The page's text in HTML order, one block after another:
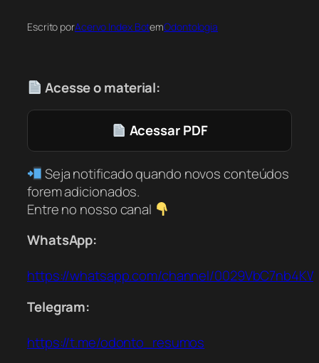
Escrito porAcervo Index BotemOdontologia
Acesse o material:
Acessar PDF
Seja notificado quando novos conteúdos
forem adicionados.
Entre no nosso canal
WhatsApp:
https://whatsapp.com/channel/
Telegram:
https://t.me/odonto_resumos